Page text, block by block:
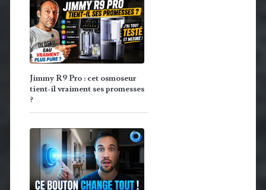
Jimmy R9 Pro : cet osmoseur
tient-il vraiment ses promesses
?